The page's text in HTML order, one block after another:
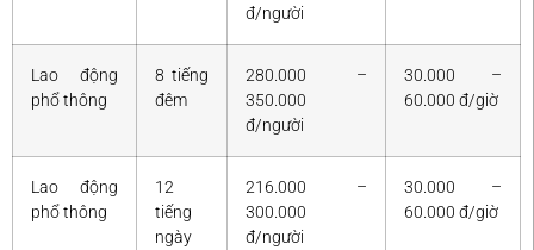
đ/người
Lao động
phổ thông
8 tiếng
đêm
280.000 –
350.000
đ/người
30.000 –
60.000 đ/giờ
Lao động
phổ thông
12
tiếng
ngày
216.000 –
300.000
đ/người
30.000 –
60.000 đ/giờ